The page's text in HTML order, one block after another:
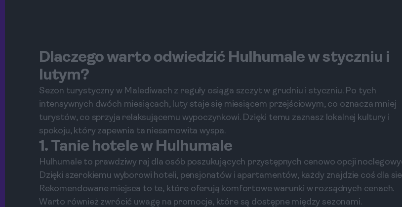
Dlaczego warto odwiedzić Hulhumale w styczniu i
lutym?
Sezon turystyczny w Malediwach z reguły osiąga szczyt w grudniu i styczniu. Po tych
intensywnych dwóch miesiącach, luty staje się miesiącem przejściowym, co oznacza mniej
turystów, co sprzyja relaksującemu wypoczynkowi. Dzięki temu zaznasz lokalnej kultury i
spokoju, który zapewnia ta niesamowita wyspa.
1. Tanie hotele w Hulhumale
Hulhumale to prawdziwy raj dla osób poszukujących przystępnych cenowo opcji
Dzięki szerokiemu wyborowi hoteli, pensjonatów i apartamentów, każdy znajdzie coś dla
Rekomendowane miejsca to te, które oferują komfortowe warunki w rozsądnych cenach.
Warto również zwrócić uwagę na promocje, które są dostępne między sezonami.